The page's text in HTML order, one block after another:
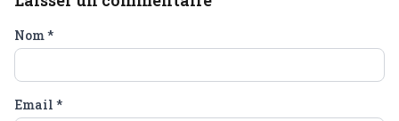
Nom*
Email *